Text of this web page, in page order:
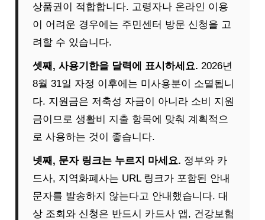
상품권이 적합합니다. 고령자나 온라인 이용
이 어려운 경우에는 주민센터 방문 신청을 고
려할 수 있습니다.
셋째, 사용기한을 달력에 표시하세요. 2026년
8월 31일 자정 이후에는 미사용분이 소멸됩니
다. 지원금은 저축성 자금이 아니라 소비 지원
금이므로 생활비 지출 항목에 맞춰 계획적으
로 사용하는 것이 좋습니다.
넷째, 문자 링크는 누르지 마세요. 정부와 카
드사, 지역화폐사는 URL 링크가 포함된 안내
문자를 발송하지 않는다고 안내했습니다. 대
상 조회와 신청은 반드시 카드사 앱, 건강보험